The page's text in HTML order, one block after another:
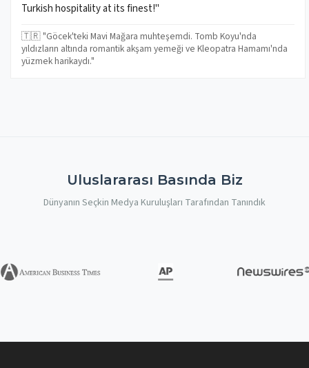
Turkish hospitality at its finest!"
🇹🇷 "Göcek'teki Mavi Mağara muhteşemdi. Tomb Koyu'nda
yıldızların altında romantik akşam yemeği ve Kleopatra Hamamı'nda
yüzmek harikaydı."
Uluslararası Basında Biz
Dünyanın Seçkin Medya Kuruluşları Tarafından Tanındık